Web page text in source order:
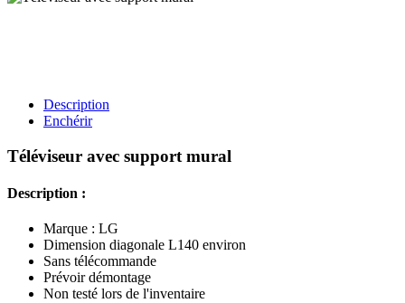
Description
Enchérir
Téléviseur avec support mural
Description :
Marque : LG
Dimension diagonale L140 environ
Sans télécommande
Prévoir démontage
Non testé lors de l'inventaire